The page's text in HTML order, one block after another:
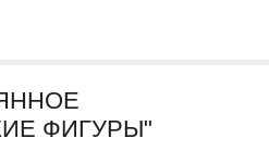
ФИГУРЫ"